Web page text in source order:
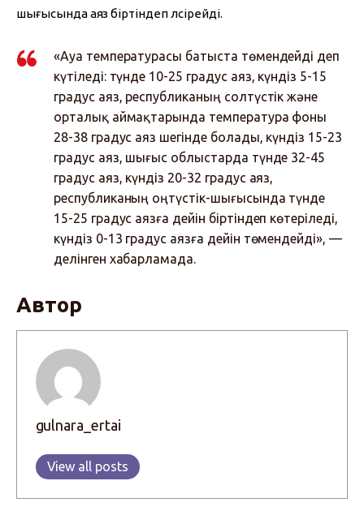
шығысында аяз біртіндеп әлсірейді.
«Ауа температурасы батыста төмендейді деп
күтіледі: түнде 10-25 градус аяз, күндіз 5-15
градус аяз, республиканың солтүстік және
орталық аймақтарында температура фоны
28-38 градус аяз шегінде болады, күндіз 15-23
градус аяз, шығыс облыстарда түнде 32-45
градус аяз, күндіз 20-32 градус аяз,
республиканың оңтүстік-шығысында түнде
15-25 градус аязға дейін біртіндеп көтеріледі,
күндіз 0-13 градус аязға дейін төмендейді», —
делінген хабарламада.
Автор
gulnara_ertai
View all posts